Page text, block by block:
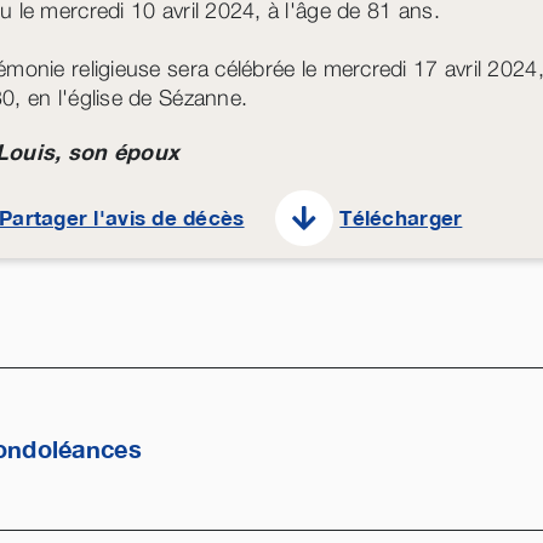
le mercredi 10 avril 2024, à l'âge de 81 ans.
religieuse sera célébrée le mercredi 17 avril 2024,
en l'église de Sézanne.
son époux
Partager l'avis de décès Télécharger